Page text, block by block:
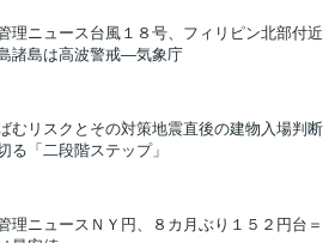
理ニュース台風１８号、フィリピン北部付近
諸島は高波警戒―気象庁
むリスクとその対策地震直後の建物入場判断
る「二段階ステップ」
理ニュース ＮＹ円、８カ月ぶり１５２円台＝